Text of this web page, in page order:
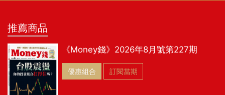
推薦商品
《Money錢》2026年8月號第227期
優惠組合 訂閱當期